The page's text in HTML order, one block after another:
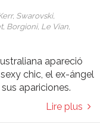
Swarovski,
Borgioni, Le Vian,
apareció
chic, el ex-ángel
apariciones.
Lire plus